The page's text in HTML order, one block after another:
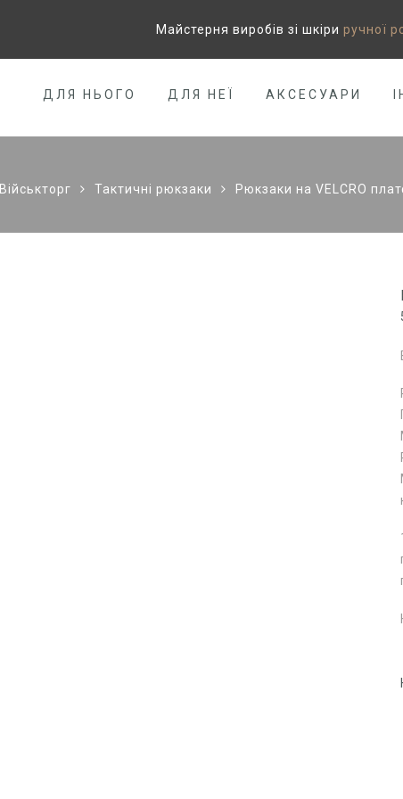
Майстерня виробів зі шкіри ручної
ДЛЯ НЬОГО ДЛЯ НЕЇ АКСЕСУАРИ
Військторг Тактичні рюкзаки Рюкзаки на VELCRO